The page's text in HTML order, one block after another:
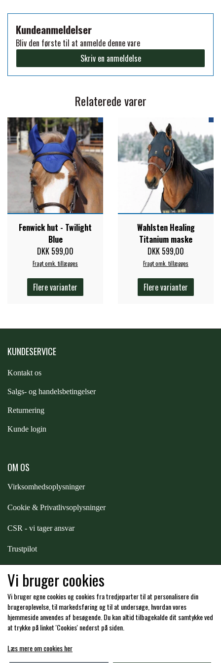
PREMIER EQUINE KØLETERAPI
PREMIER EQUINE GROOMING & STALD
MUSTAD
NAF
PHARMACARE
PREMIER EQUINE
RACING TACK
STAR TACK
TKO
WALDHAUSEN
QHP -BRANDS OF Q
PREMIER EQUINE INSEKTBESKYTTELSE
Kundeanmeldelser
Bliv den første til at anmelde denne vare
Skriv en anmeldelse
Relaterede varer
Fenwick hut - Twilight
Blue
DKK 599,00
Fragt omk. tillægges
Flere varianter
Wahlsten Healing
Titanium maske
DKK 599,00
Fragt omk. tillægges
Flere varianter
KUNDESERVICE
Kontakt os
Salgs- og handelsbetingelser
Returnering
Kunde login
OM OS
Virksomhedsoplysninger
Cookie & Privatlivsoplysninger
CSR - vi tager ansvar
Trustpilot
Hos os kan du betale med:
Vi bruger cookies
Vi bruger egne cookies og cookies fra tredjeparter til at personalisere din
brugeroplevelse, til markedsføring og til at undersøge, hvordan vores
hjemmeside anvendes af besøgende. Du kan altid tilbagekalde dit samtykke ved
at trykke på linket 'Cookies' nederst på siden.
Læs mere om cookies her